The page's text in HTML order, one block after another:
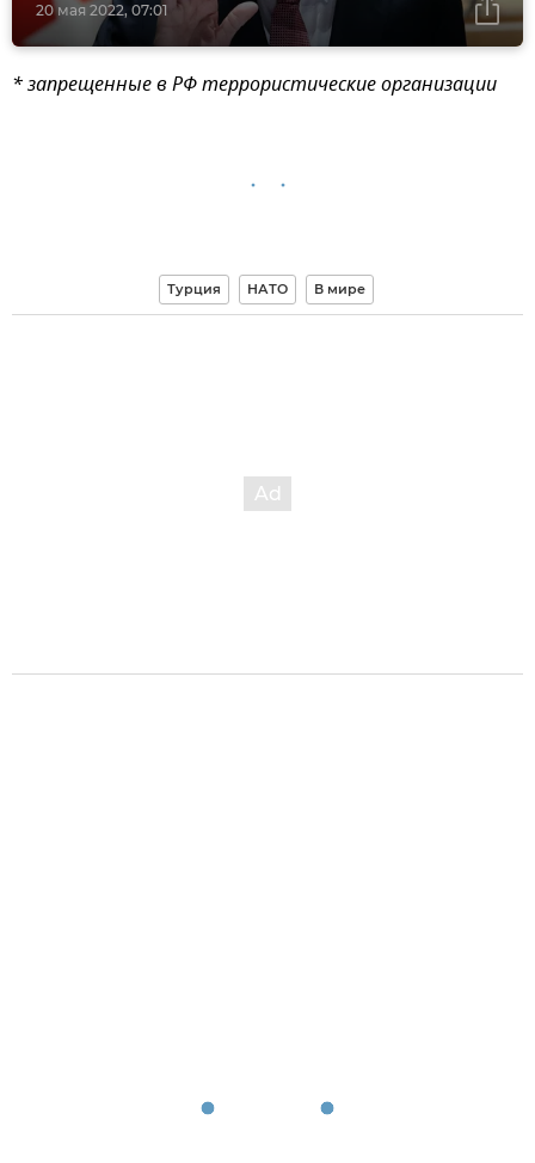
20 мая 2022, 07:01
* запрещенные в РФ террористические организации
Турция НАТО В мире